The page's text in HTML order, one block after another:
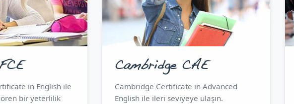
in English ile
bir yeterlilik
Cambridge CAE
Cambridge Certificate in Advanced
English ile ileri seviyeye ulaşın.